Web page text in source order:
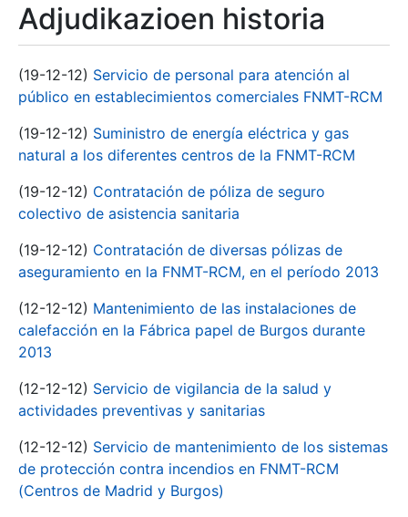
Adjudikazioen historia
(19-12-12) Servicio de personal para atención al
público en establecimientos comerciales FNMT-RCM
(19-12-12) Suministro de energía eléctrica y gas
natural a los diferentes centros de la FNMT-RCM
(19-12-12) Contratación de póliza de seguro
colectivo de asistencia sanitaria
(19-12-12) Contratación de diversas pólizas de
aseguramiento en la FNMT-RCM, en el período 2013
(12-12-12) Mantenimiento de las instalaciones de
calefacción en la Fábrica papel de Burgos durante
2013
(12-12-12) Servicio de vigilancia de la salud y
actividades preventivas y sanitarias
(12-12-12) Servicio de mantenimiento de los sistemas
de protección contra incendios en FNMT-RCM
(Centros de Madrid y Burgos)